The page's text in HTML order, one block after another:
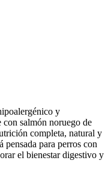
y
salmón noruego de
completa, natural y
pensada para perros con
el bienestar digestivo y